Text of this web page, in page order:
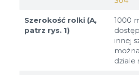
Szerokość rolki (A,
patrz rys. 1)
1000
innej
dziale